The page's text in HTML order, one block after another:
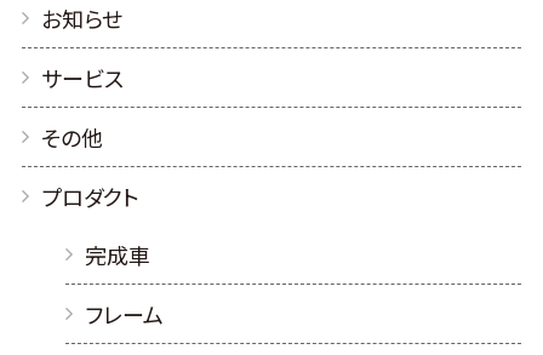
お知らせ
サービス
その他
プロダクト
完成車
フレーム